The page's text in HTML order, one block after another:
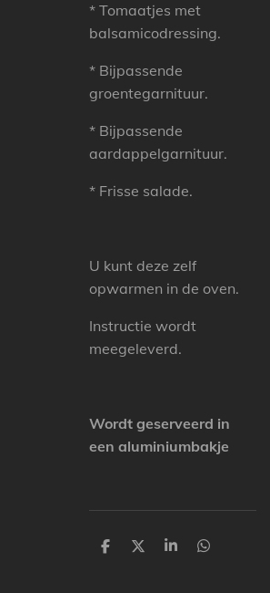
* Tomaatjes met
balsamicodressing.
* Bijpassende
groentegarnituur.
* Bijpassende
aardappelgarnituur.
* Frisse salade.
U kunt deze zelf
opwarmen in de oven.
Instructie wordt
meegeleverd.
Wordt geserveerd in
een aluminiumbakje
D
D
S
D